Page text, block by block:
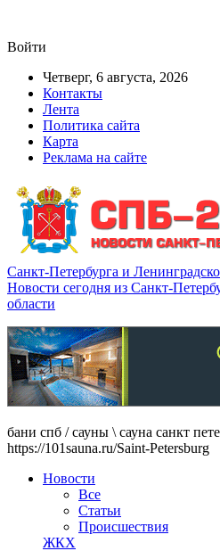
Войти
Четверг, 6 августа, 2026
Контакты
Лента
Политика сайта
Карта
Реклама на сайте
Санкт-Петербурга и
Новости сегодня из Санкт-
области
бани спб / сауны \ сауна санкт
https://101sauna.ru/Saint-Petersburg
Новости
Все
Статьи
Происшествия
ЖКХ